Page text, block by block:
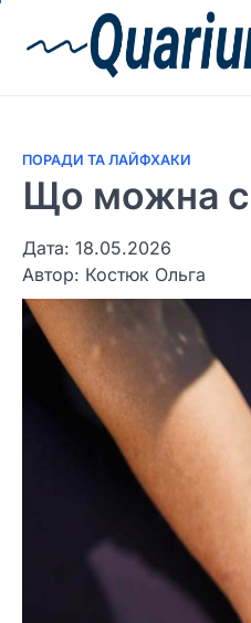
ПОРАДИ ТА ЛАЙФХАКИ
Що можна
Дата: 18.05.2026
Автор: Костюк Ольга